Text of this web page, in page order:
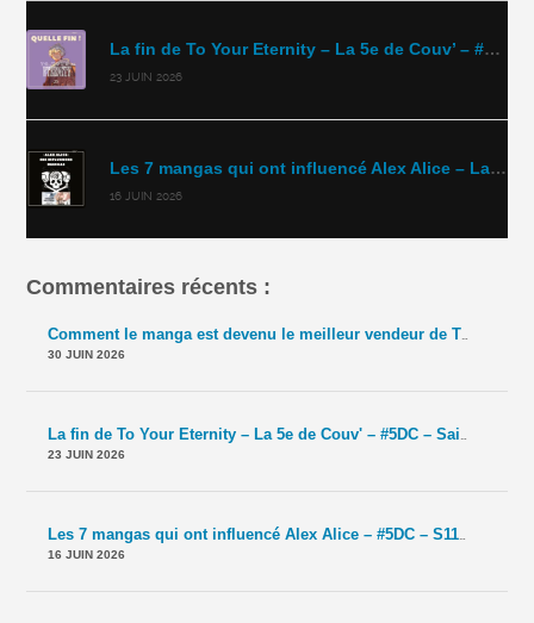
La fin de To Your Eternity – La 5e de Couv’ – #5DC – Saison 11 épisode 41
23 JUIN 2026
Les 7 mangas qui ont influencé Alex Alice – La 5e de Couv’ – #5DC – Saison 11 épisode 40
16 JUIN 2026
Commentaires récents :
Comment le manga est devenu le meilleur vendeur de TCG ? – La 5e de Couv' – #5DC – Saison 11 épisode 42
30 JUIN 2026
La fin de To Your Eternity – La 5e de Couv' – #5DC – Saison 11 épisode 41
23 JUIN 2026
Les 7 mangas qui ont influencé Alex Alice – #5DC – S11E40
16 JUIN 2026